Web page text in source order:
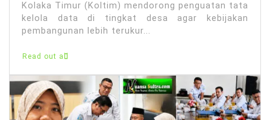
Kolaka Timur (Koltim) mendorong penguatan tata
kelola data di tingkat desa agar kebijakan
pembangunan lebih terukur...
Read out all